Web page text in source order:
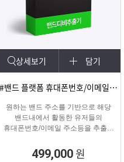
상세보기 담기
#밴드 플랫폼 휴대폰번호/이메일 추출
원하는 밴드 주소를 기반으로 해당
밴드내에서 활동한 유저들의
휴대폰번호/이메일 주소등을 추출해
499,000 원